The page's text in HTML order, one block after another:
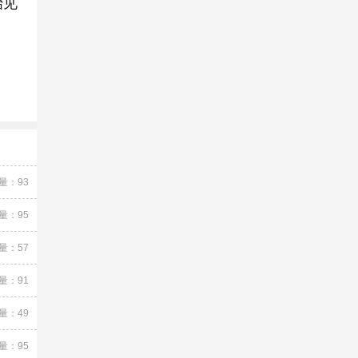
见
：93
：95
：57
：91
：49
：95